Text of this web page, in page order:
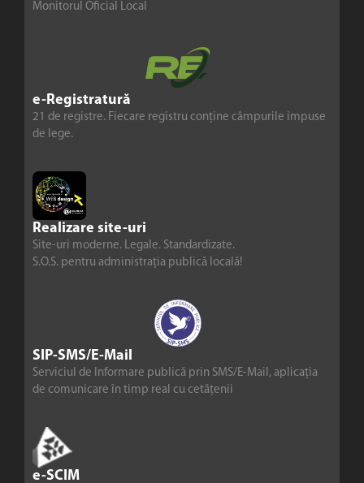
Monitorul Oficial Local
e-Registratură
21 de registre. Fiecare registru conține câmpurile impuse
de lege.
Realizare site-uri
Site-uri moderne. Legale. Standardizate.
S.O.S. pentru administrația publică locală!
SIP-SMS/E-Mail
Serviciul de Informare publică prin SMS/E-Mail, aplicația
de comunicare în timp real cu cetățenii
e-SCIM